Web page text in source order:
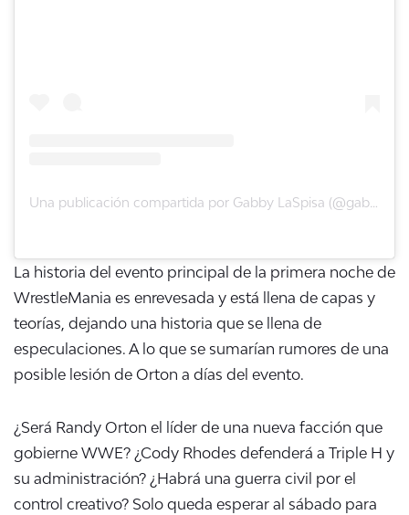
La historia del evento principal de la primera noche de
WrestleMania es enrevesada y está llena de capas y
teorías, dejando una historia que se llena de
especulaciones. A lo que se sumarían rumores de una
posible lesión de Orton a días del evento.
¿Será Randy Orton el líder de una nueva facción que
gobierne WWE? ¿Cody Rhodes defenderá a Triple H y
su administración? ¿Habrá una guerra civil por el
control creativo? Solo queda esperar al sábado para